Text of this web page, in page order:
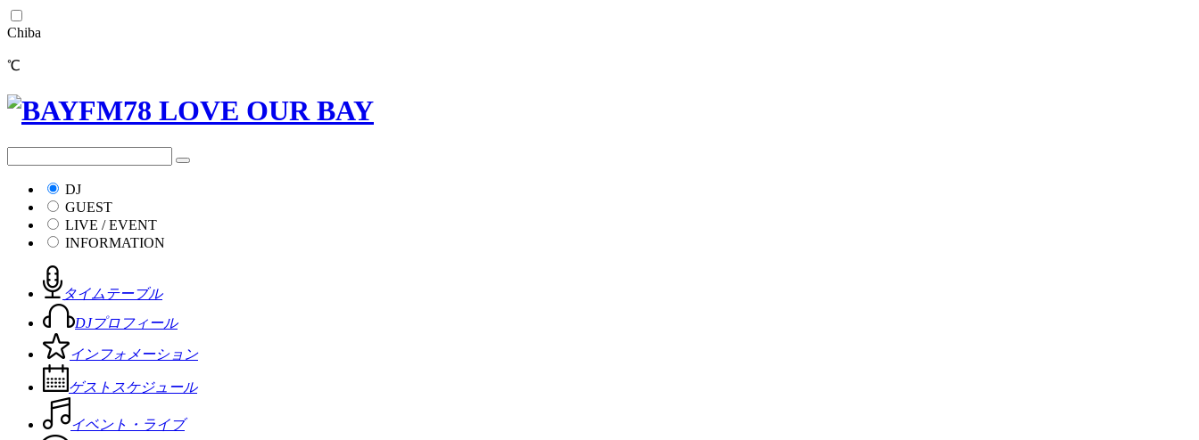
Chiba
℃
DJ
GUEST
LIVE / EVENT
INFORMATION
タイムテーブル
DJプロフィール
インフォメーション
ゲストスケジュール
イベント・ライブ